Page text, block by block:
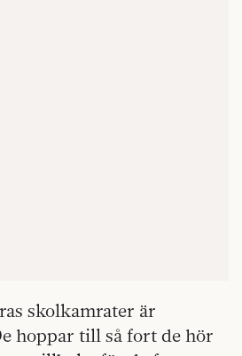
skolkamrater är
hoppar till så fort de hör